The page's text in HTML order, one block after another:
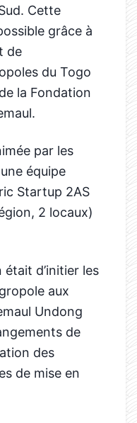
Cette
grâce à
de
du Togo
la Fondation
par les
équipe
Startup 2AS
2 locaux)
d’initier les
aux
Undong
de
des
de mise en